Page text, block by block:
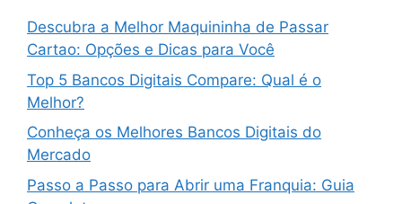
Descubra a Melhor Maquininha de Passar
Cartao: Opções e Dicas para Você
Top 5 Bancos Digitais Compare: Qual é o
Melhor?
Conheça os Melhores Bancos Digitais do
Mercado
Passo a Passo para Abrir uma Franquia: Guia